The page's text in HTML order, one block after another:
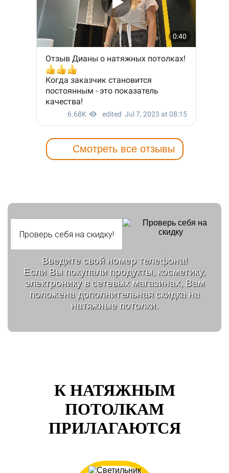
Смотреть все отзывы
Введите свой номер телефона!
Если Вы покупали продукты, косметику,
электронику в сетевых магазинах, Вам
положена дополнительная скидка на
натяжные потолки.
К НАТЯЖНЫМ
ПОТОЛКАМ
ПРИЛАГАЮТСЯ